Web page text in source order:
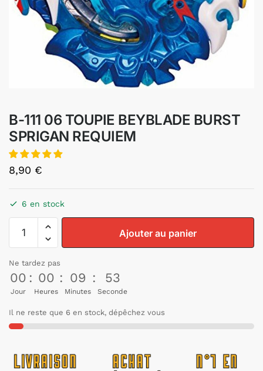
B-111 06 TOUPIE BEYBLADE BURST
SPRIGAN REQUIEM
8,90 €
6 en stock
Ajouter au panier
Ne tardez pas
00
Jour
: 00
Heures
: 09
Minutes
: 53
Seconde
Il ne reste que 6 en stock, dépêchez vous